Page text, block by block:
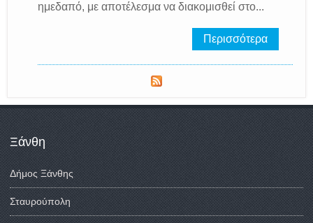
ημεδαπό, με αποτέλεσμα να διακομισθεί στο...
Περισσότερα
Ξάνθη
Δήμος Ξάνθης
Σταυρούπολη